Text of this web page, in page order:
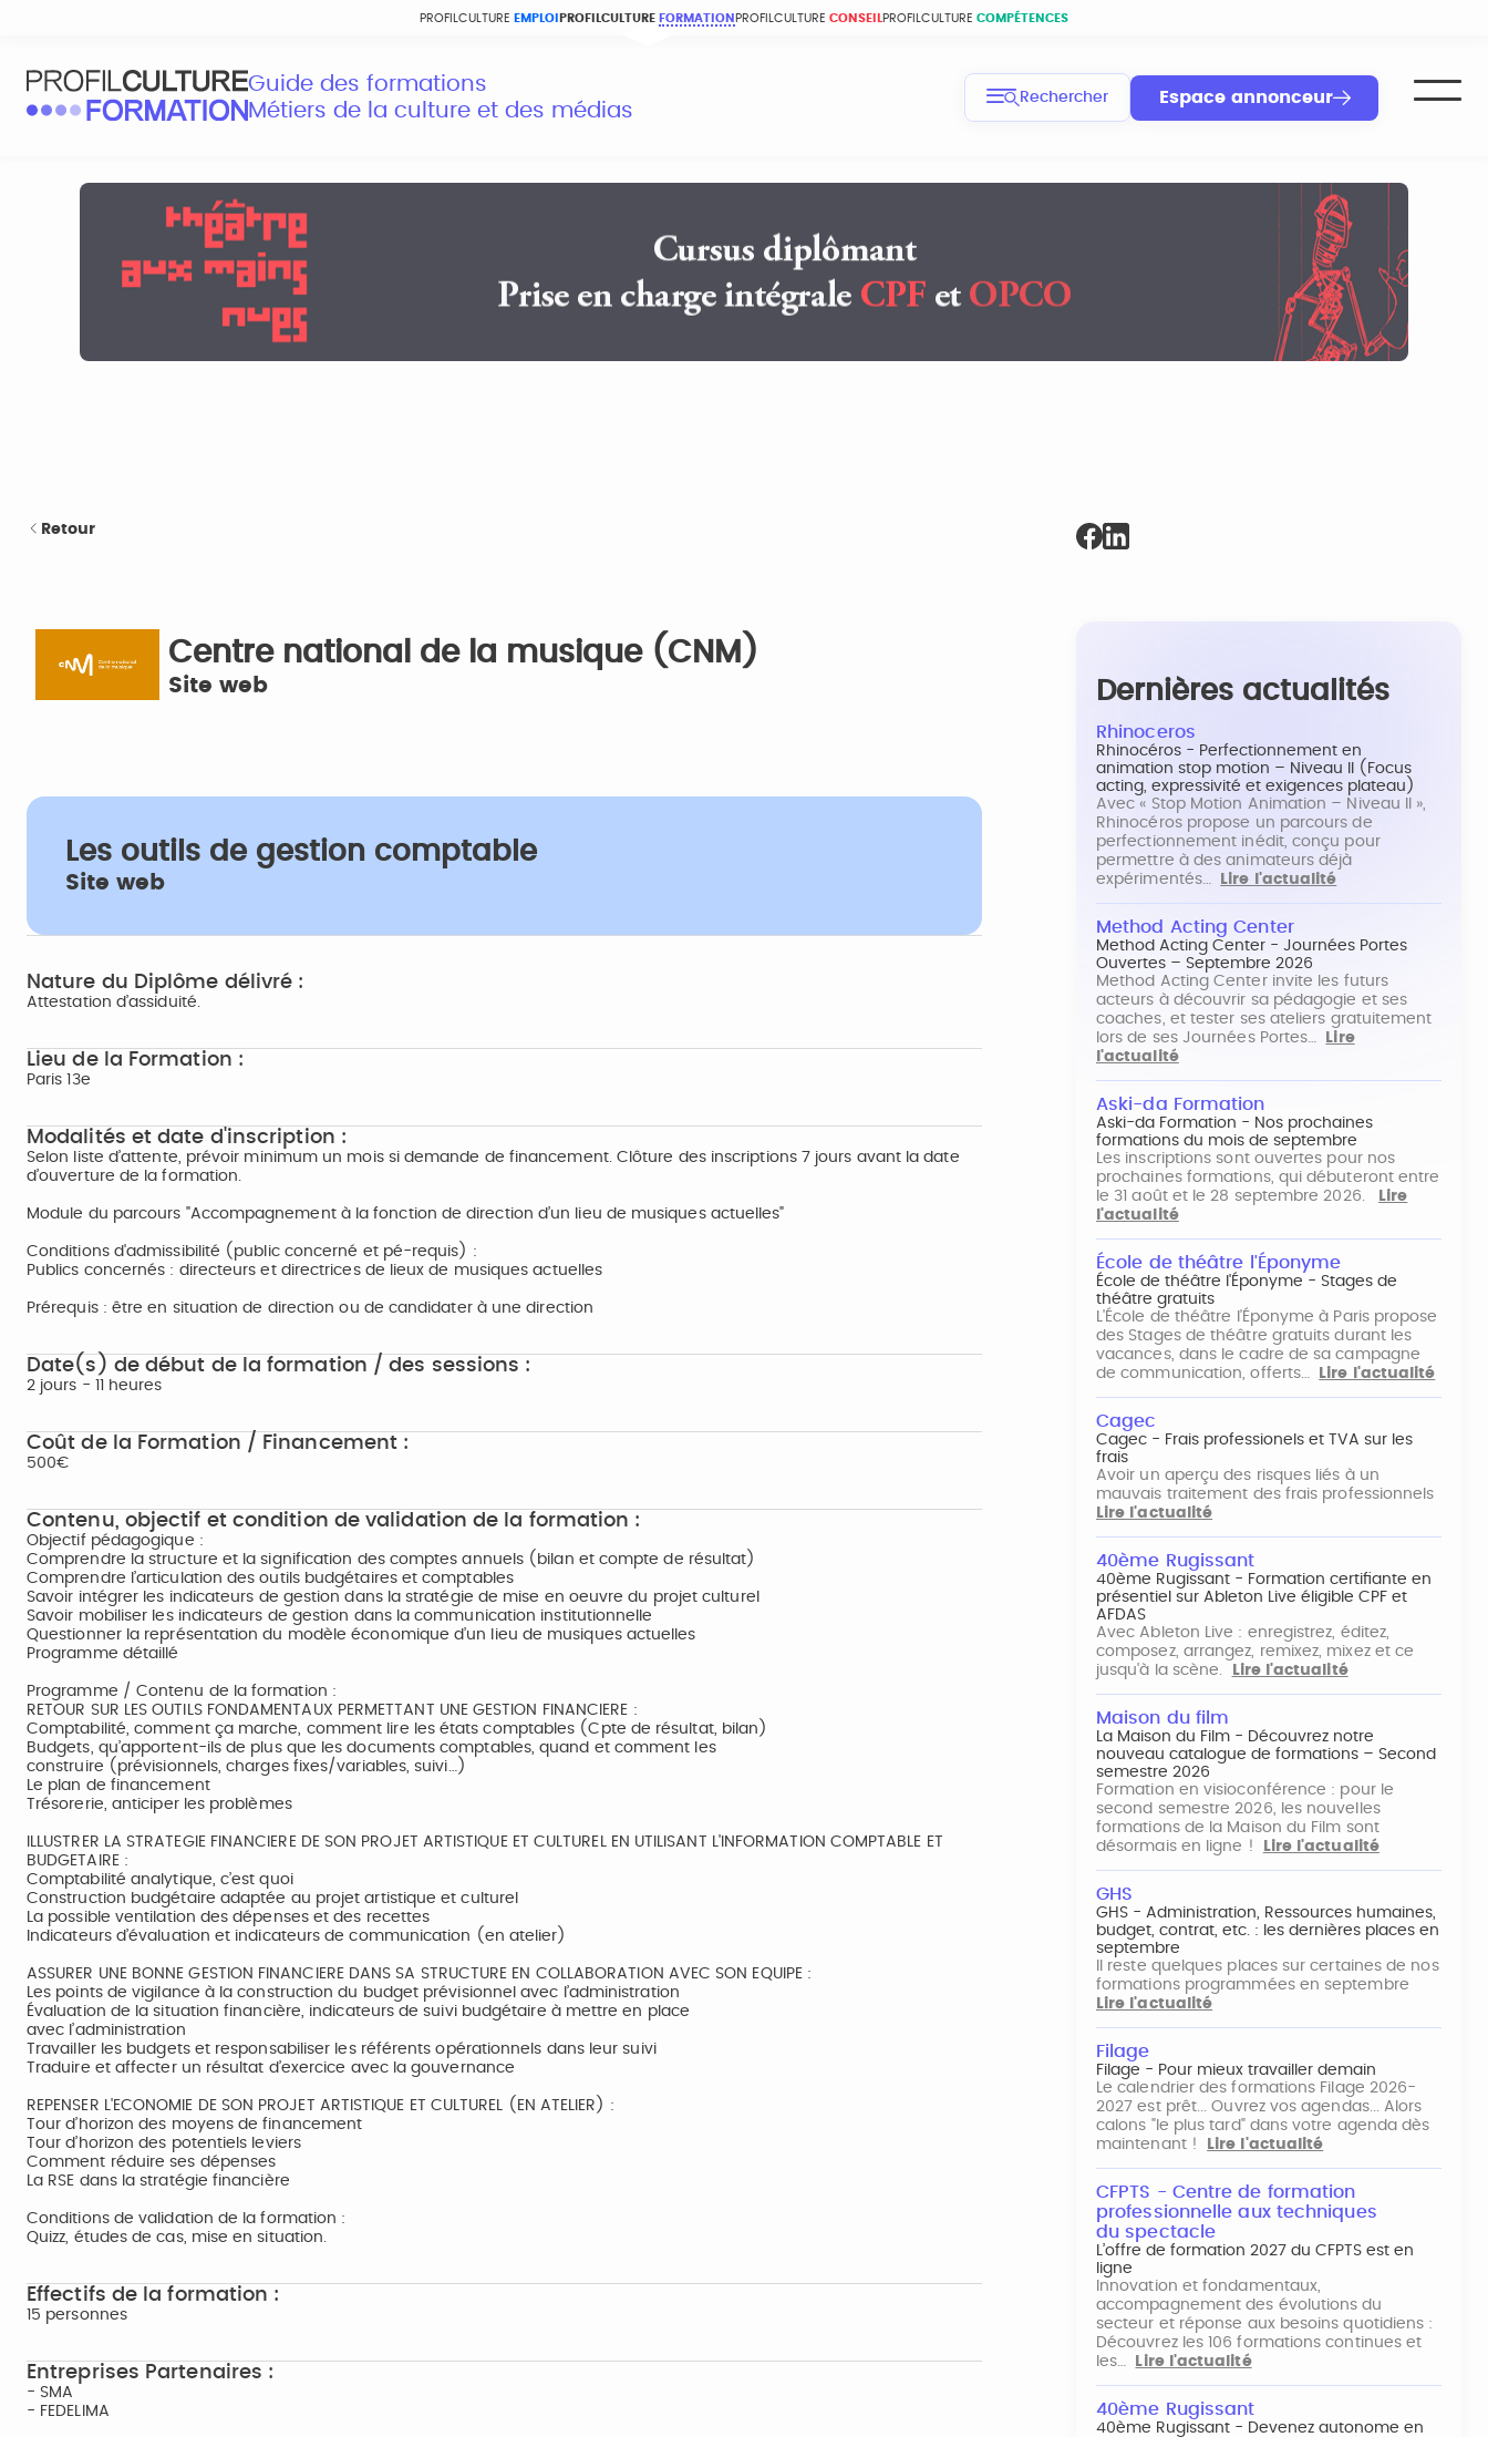
PROFILCULTURE EMPLOI PROFILCULTURE FORMATION PROFILCULTURE CONSEIL PROFILCULTURE COMPÉTENCES
Guide des formations
Métiers de la culture et des médias
Rechercher Espace annonceur
Retour
Centre national de la musique (CNM)
Site web
Les outils de gestion comptable
Site web
Nature du Diplôme délivré :
Attestation d’assiduité.
Lieu de la Formation :
Paris 13e
Modalités et date d'inscription :
Selon liste d’attente, prévoir minimum un mois si demande de financement. Clôture des inscriptions 7 jours avant la date
d’ouverture de la formation.
Module du parcours "Accompagnement à la fonction de direction d’un lieu de musiques actuelles"
Conditions d'admissibilité (public concerné et pé-requis) :
Publics concernés : directeurs et directrices de lieux de musiques actuelles
Prérequis : être en situation de direction ou de candidater à une direction
Date(s) de début de la formation / des sessions :
2 jours - 11 heures
Coût de la Formation / Financement :
500€
Contenu, objectif et condition de validation de la formation :
Objectif pédagogique :
Comprendre la structure et la signification des comptes annuels (bilan et compte de résultat)
Comprendre l’articulation des outils budgétaires et comptables
Savoir intégrer les indicateurs de gestion dans la stratégie de mise en oeuvre du projet culturel
Savoir mobiliser les indicateurs de gestion dans la communication institutionnelle
Questionner la représentation du modèle économique d’un lieu de musiques actuelles
Programme détaillé
Programme / Contenu de la formation :
RETOUR SUR LES OUTILS FONDAMENTAUX PERMETTANT UNE GESTION FINANCIERE :
Comptabilité, comment ça marche, comment lire les états comptables (Cpte de résultat, bilan)
Budgets, qu’apportent-ils de plus que les documents comptables, quand et comment les
construire (prévisionnels, charges fixes/variables, suivi…)
Le plan de financement
Trésorerie, anticiper les problèmes
ILLUSTRER LA STRATEGIE FINANCIERE DE SON PROJET ARTISTIQUE ET CULTUREL EN UTILISANT L'INFORMATION COMPTABLE ET
BUDGETAIRE :
Comptabilité analytique, c’est quoi
Construction budgétaire adaptée au projet artistique et culturel
La possible ventilation des dépenses et des recettes
Indicateurs d’évaluation et indicateurs de communication (en atelier)
ASSURER UNE BONNE GESTION FINANCIERE DANS SA STRUCTURE EN COLLABORATION AVEC SON EQUIPE :
Les points de vigilance à la construction du budget prévisionnel avec l’administration
Évaluation de la situation financière, indicateurs de suivi budgétaire à mettre en place
avec l’administration
Travailler les budgets et responsabiliser les référents opérationnels dans leur suivi
Traduire et affecter un résultat d’exercice avec la gouvernance
REPENSER L'ECONOMIE DE SON PROJET ARTISTIQUE ET CULTUREL (EN ATELIER) :
Tour d’horizon des moyens de financement
Tour d’horizon des potentiels leviers
Comment réduire ses dépenses
La RSE dans la stratégie financière
Conditions de validation de la formation :
Quizz, études de cas, mise en situation.
Effectifs de la formation :
15 personnes
Entreprises Partenaires :
- SMA
- FEDELIMA
Dernières actualités
Rhinoceros
Rhinocéros - Perfectionnement en
animation stop motion – Niveau II (Focus
acting, expressivité et exigences plateau)
Avec « Stop Motion Animation – Niveau II »,
Rhinocéros propose un parcours de
perfectionnement inédit, conçu pour
permettre à des animateurs déjà
expérimentés…
Lire l'actualité
Method Acting Center
Method Acting Center - Journées Portes
Ouvertes – Septembre 2026
Method Acting Center invite les futurs
acteurs à découvrir sa pédagogie et ses
coaches, et tester ses ateliers gratuitement
lors de ses Journées Portes…
Lire
l'actualité
Aski-da Formation
Aski-da Formation - Nos prochaines
formations du mois de septembre
Les inscriptions sont ouvertes pour nos
prochaines formations, qui débuteront entre
le 31 août et le 28 septembre 2026.
Lire
l'actualité
École de théâtre l'Éponyme
École de théâtre l'Éponyme - Stages de
théâtre gratuits
L'École de théâtre l'Éponyme à Paris propose
des Stages de théâtre gratuits durant les
vacances, dans le cadre de sa campagne
de communication, offerts…
Lire l'actualité
Cagec
Cagec - Frais professionels et TVA sur les
frais
Avoir un aperçu des risques liés à un
mauvais traitement des frais professionnels
Lire l'actualité
40ème Rugissant
40ème Rugissant - Formation certifiante en
présentiel sur Ableton Live éligible CPF et
AFDAS
Avec Ableton Live : enregistrez, éditez,
composez, arrangez, remixez, mixez et ce
jusqu'à la scène.
Lire l'actualité
Maison du film
La Maison du Film - Découvrez notre
nouveau catalogue de formations – Second
semestre 2026
Formation en visioconférence : pour le
second semestre 2026, les nouvelles
formations de la Maison du Film sont
désormais en ligne !
Lire l'actualité
GHS
GHS - Administration, Ressources humaines,
budget, contrat, etc. : les dernières places en
septembre
Il reste quelques places sur certaines de nos
formations programmées en septembre
Lire l'actualité
Filage
Filage - Pour mieux travailler demain
Le calendrier des formations Filage 2026-
2027 est prêt... Ouvrez vos agendas... Alors
calons "le plus tard" dans votre agenda dès
maintenant !
Lire l'actualité
CFPTS - Centre de formation
professionnelle aux techniques
du spectacle
L’offre de formation 2027 du CFPTS est en
ligne
Innovation et fondamentaux,
accompagnement des évolutions du
secteur et réponse aux besoins quotidiens :
Découvrez les 106 formations continues et
les…
Lire l'actualité
40ème Rugissant
40ème Rugissant - Devenez autonome en